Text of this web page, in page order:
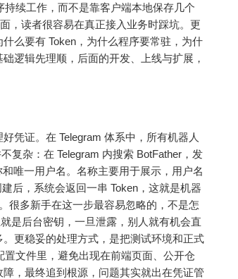
续工作，而不是靠客户端本地保存几个
，读者很容易在真正接入业务时踩坑。更
么要有 Token，为什么程序要常驻，为什
逻辑先理顺，后面的开发、上线与扩展，
凭证。在 Telegram 体系中，所有机器人
复杂：在 Telegram 内搜索 BotFather，发
唯一用户名。名称主要用于展示，用户名
后，系统会返回一串 Token，这就是机器
很多新手在这一步最容易忽略的，不是怎
是后台密钥，一旦泄露，别人就有机会直
更稳妥的处理方式，是把测试环境和正式
文件里，避免出现在前端页面、公开仓
，最终追到根源，问题其实就出在凭证管